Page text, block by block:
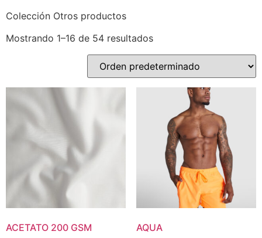
Colección Otros productos
Mostrando 1–16 de 54 resultados
ACETATO 200 GSM AQUA